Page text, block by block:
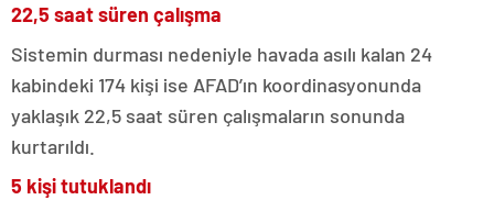
22,5 saat süren çalışma
Sistemin durması nedeniyle havada asılı kalan 24
kabindeki 174 kişi ise AFAD’ın koordinasyonunda
yaklaşık 22,5 saat süren çalışmaların sonunda
kurtarıldı.
5 kişi tutuklandı